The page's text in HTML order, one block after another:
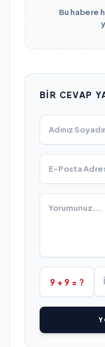
Bu habere
BIR CEVAP
9 + 9 = ?